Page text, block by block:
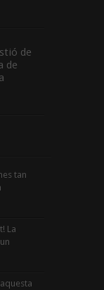
de
de
tan
La